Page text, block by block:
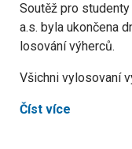
Soutěž pro
a.s. byla ukončena
losování výherců.
Všichni vylosovaní
Číst více